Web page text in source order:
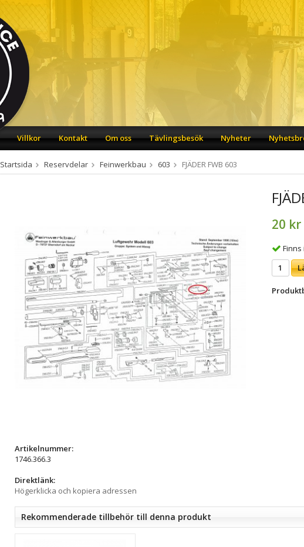
Villkor Kontakt Om oss Tävlingsbesök Nyheter
Startsida Reservdelar Feinwerkbau 603 FJÄDER FWB 603
20 kr
Finns
Artikelnummer:
1746.366.3
Direktlänk:
Högerklicka och kopiera adressen
Rekommenderade tillbehör till denna produkt